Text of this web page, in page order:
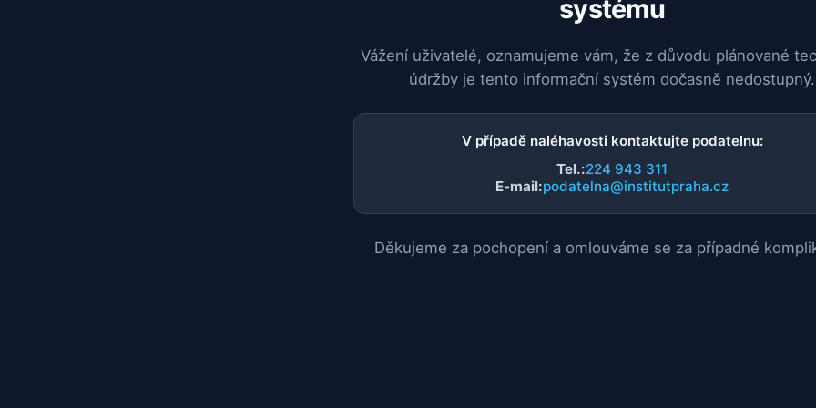
systému
Vážení uživatelé, oznamujeme vám, že z důvodu plánované
údržby je tento informační systém dočasně nedostupný.
V případě naléhavosti kontaktujte podatelnu:
Tel.:224 943 311
E-mail:podatelna@institutpraha.cz
Děkujeme za pochopení a omlouváme se za případné